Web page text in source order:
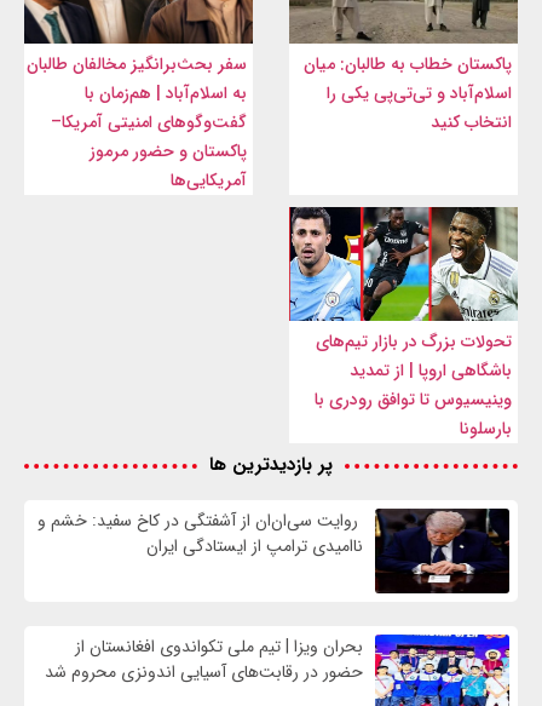
پاکستان خطاب به طالبان: میان
اسلام‌آباد و تی‌تی‌پی یکی را
انتخاب کنید
سفر بحث‌برانگیز مخالفان طالبان
به اسلام‌آباد | هم‌زمان با
گفت‌وگوهای امنیتی آمریکا–
پاکستان و حضور مرموز
آمریکایی‌ها
تحولات بزرگ در بازار تیم‌های
باشگاهی اروپا | از تمدید
وینیسیوس تا توافق رودری با
بارسلونا
پر بازدیدترین ها
روایت سی‌ان‌ان از آشفتگی در کاخ سفید: خشم و
ناامیدی ترامپ از ایستادگی ایران
بحران ویزا | تیم ملی تکواندوی افغانستان از
حضور در رقابت‌های آسیایی اندونزی محروم شد